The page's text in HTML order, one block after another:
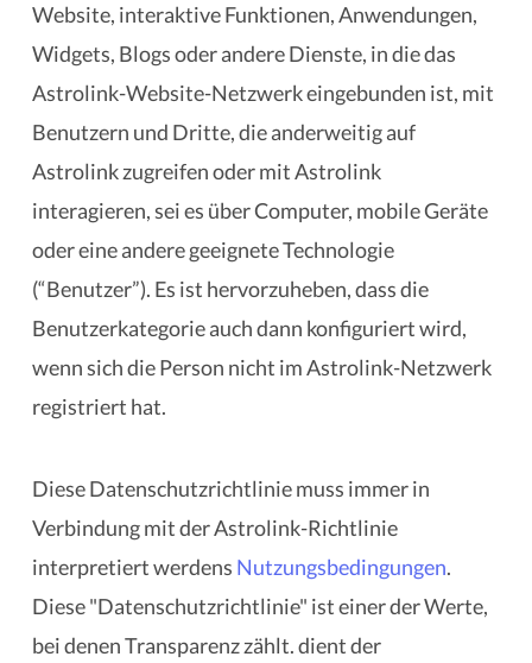
Website, interaktive Funktionen, Anwendungen,
Widgets, Blogs oder andere Dienste, in die das
Astrolink-Website-Netzwerk eingebunden ist, mit
Benutzern und Dritte, die anderweitig auf
Astrolink zugreifen oder mit Astrolink
interagieren, sei es über Computer, mobile Geräte
oder eine andere geeignete Technologie
(“Benutzer”). Es ist hervorzuheben, dass die
Benutzerkategorie auch dann konfiguriert wird,
wenn sich die Person nicht im Astrolink-Netzwerk
registriert hat.
Diese Datenschutzrichtlinie muss immer in
Verbindung mit der Astrolink-Richtlinie
interpretiert werdens Nutzungsbedingungen.
Diese "Datenschutzrichtlinie" ist einer der Werte,
bei denen Transparenz zählt. dient der